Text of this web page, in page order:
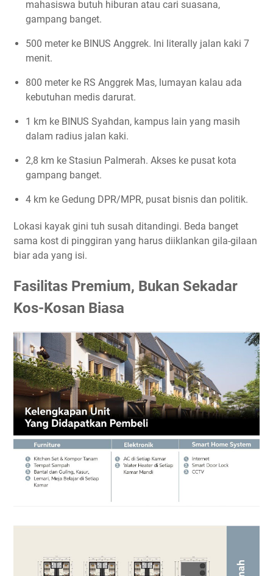
mahasiswa butuh hiburan atau cari suasana,
gampang banget.
500 meter ke BINUS Anggrek. Ini literally jalan kaki 7
menit.
800 meter ke RS Anggrek Mas, lumayan kalau ada
kebutuhan medis darurat.
1 km ke BINUS Syahdan, kampus lain yang masih
dalam radius jalan kaki.
2,8 km ke Stasiun Palmerah. Akses ke pusat kota
gampang banget.
4 km ke Gedung DPR/MPR, pusat bisnis dan politik.
Lokasi kayak gini tuh susah ditandingi. Beda banget
sama kost di pinggiran yang harus diiklankan gila-gilaan
biar ada yang isi.
Fasilitas Premium, Bukan Sekadar
Kos-Kosan Biasa